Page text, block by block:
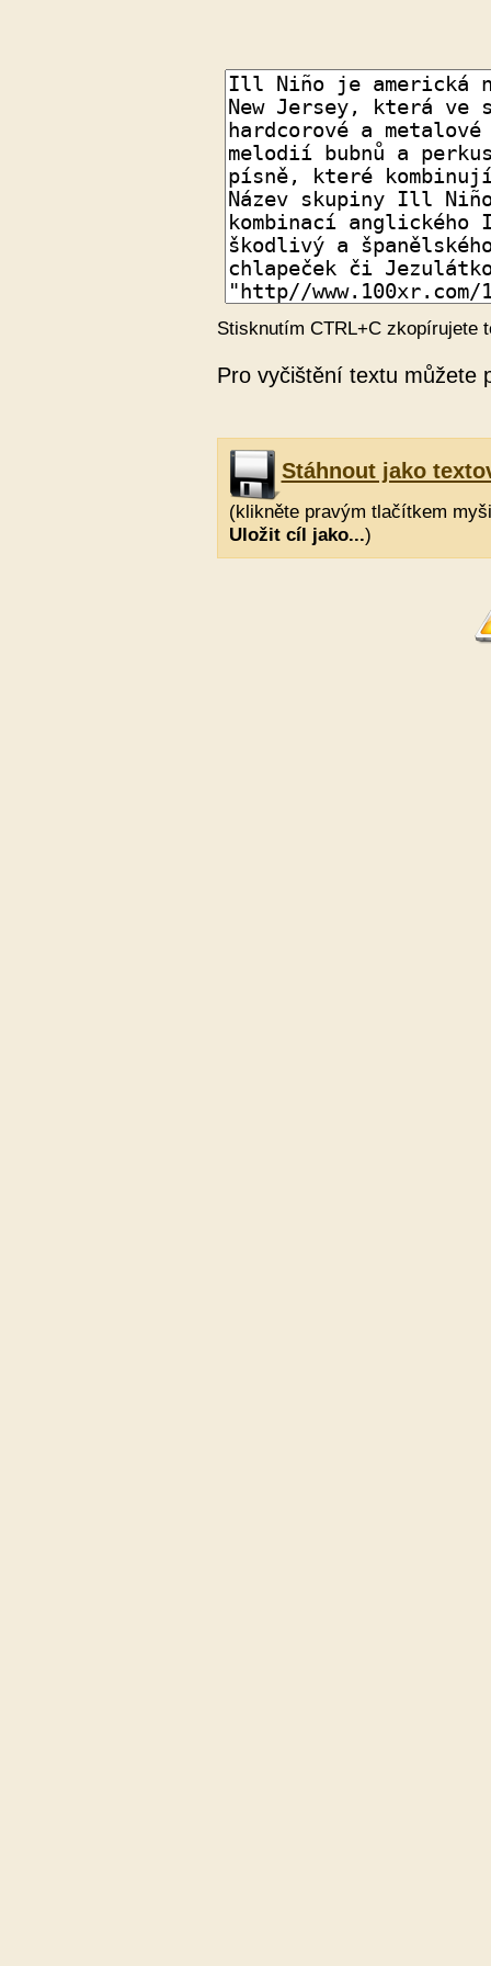
Stisknutím CTRL+C zkopírujete
Pro vyčištění textu můžete
Stáhnout jako
(klikněte pravým tlačítkem
Uložit cíl jako...)